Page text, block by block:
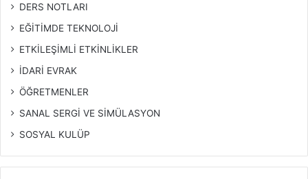
DERS NOTLARI
EĞİTİMDE TEKNOLOJİ
ETKİLEŞİMLİ ETKİNLİKLER
İDARİ EVRAK
ÖĞRETMENLER
SANAL SERGİ VE SİMÜLASYON
SOSYAL KULÜP